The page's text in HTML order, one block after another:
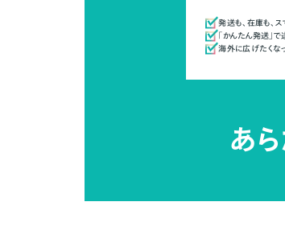
発送も、在庫も、ス
「かんたん発送」
海外に広げたくな
あ